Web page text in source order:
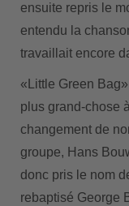
ensuite repris le
entendu la
travaillait encore
«Little Green
plus grand-chose
changement de
groupe, Hans
donc pris le nom
rebaptisé George